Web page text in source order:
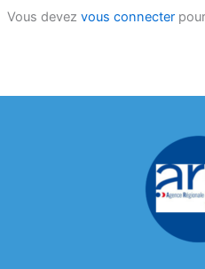
Vous devez vous connecter